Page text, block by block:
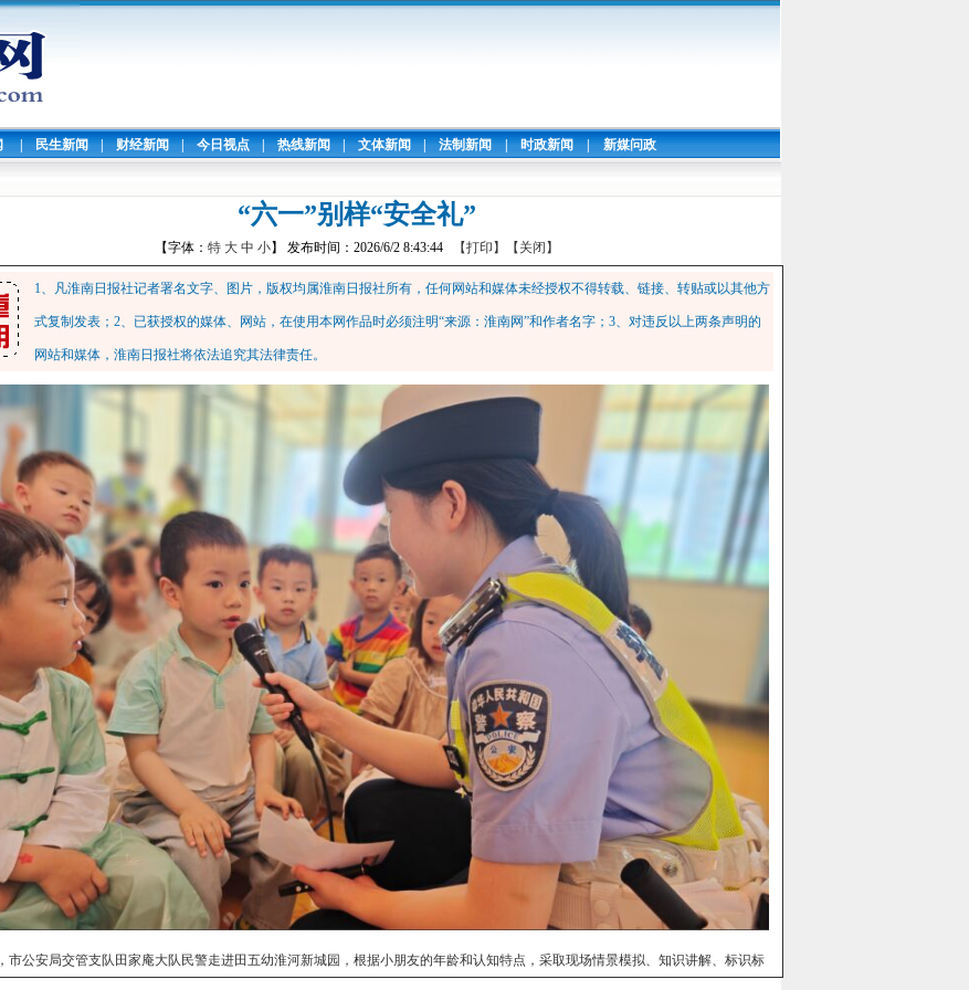
| 民生新闻 | 财经新闻 | 今日视点 | 热线新闻 | 文体新闻 | 法制新闻 | 时政新闻 | 新媒问政
“六一”别样“安全礼”
【字体： 特 大 中 小】 发布时间：2026/6/2 8:43:44 【打印】 【关闭】
1、凡淮南日报社记者署名文字、图片，版权均属淮南日报社所有，任何网站和媒体未经授权不得转载、链接、转贴或以其他方
式复制发表；2、已获授权的媒体、网站，在使用本网作品时必须注明“来源：淮南网”和作者名字；3、对违反以上两条声明的
网站和媒体，淮南日报社将依法追究其法律责任。
市公安局交管支队田家庵大队民警走进田五幼淮河新城园，根据小朋友的年龄和认知特点，采取现场情景模拟、知识讲解、标识标